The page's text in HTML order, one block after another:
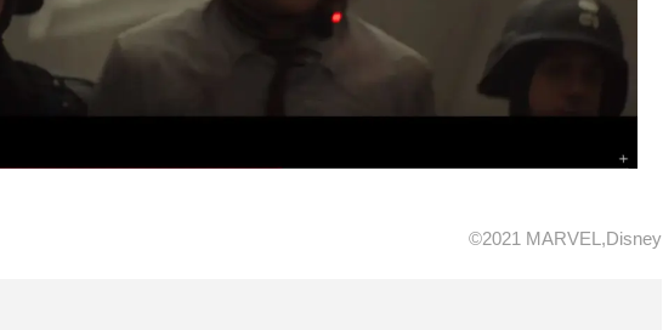
©2021 MARVEL,Disney